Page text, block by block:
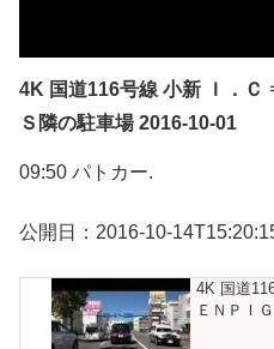
4K 国道116号線 小新 Ｉ．Ｃ
Ｓ隣の駐車場 2016-10-01
09:50 パトカー.
公開日：2016-10-
4K 国道
ＥＮＰＩ